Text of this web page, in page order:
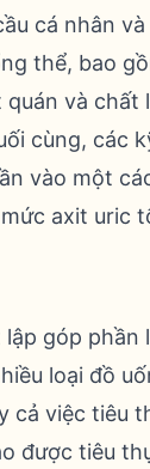
cá nhân
thể, bao
và
cùng, các
vào một
axit uric
góp
loại đồ
cả việc tiêu
được tiêu